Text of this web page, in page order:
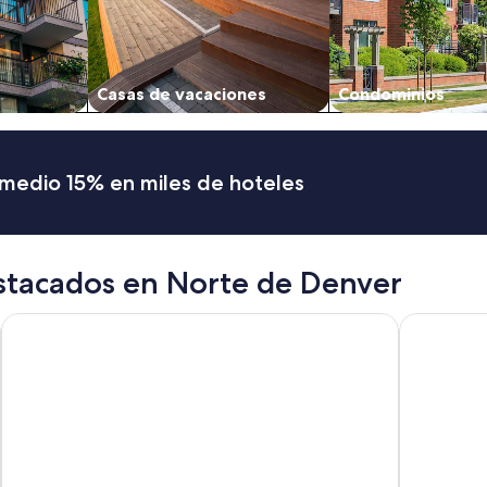
Casas de vacaciones Condominios
15% en miles de hoteles
en Norte de Denver
Hyatt Place Denver Tech Center Hyatt